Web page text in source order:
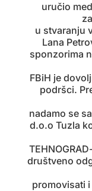
uručio
u stvaranju
Lana
sponzorima
FBiH je
podršci.
nadamo se
d.o.o Tuzla
društveno
promovisati